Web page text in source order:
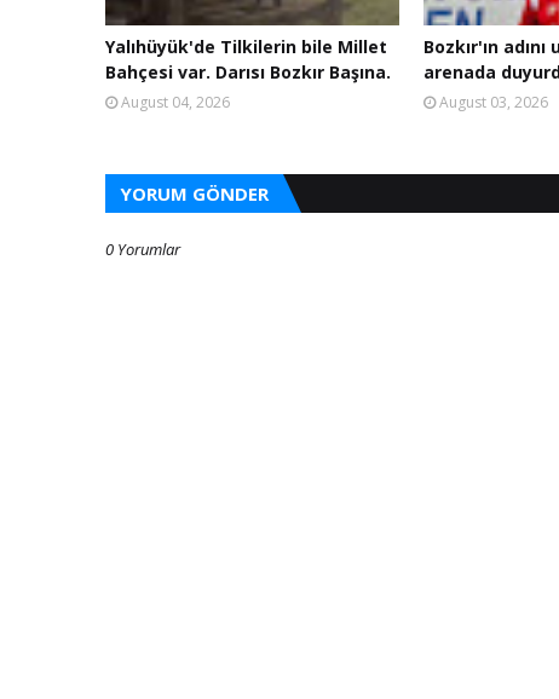
Yalıhüyük'de Tilkilerin bile Millet
Bahçesi var. Darısı Bozkır Başına.
August 04, 2026
Bozkır'ın
arenada
August 03, 2026
YORUM GÖNDER
0 Yorumlar